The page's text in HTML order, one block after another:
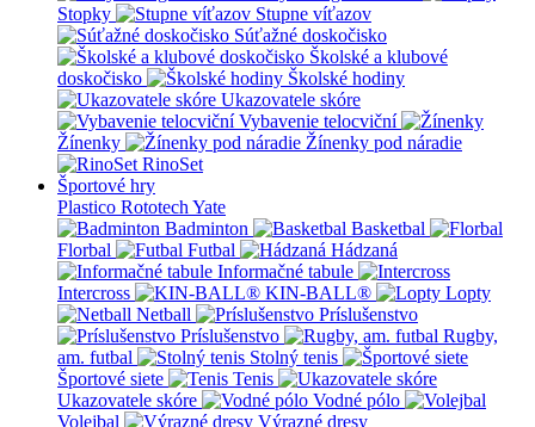
Stopky
Stupne víťazov
Súťažné doskočisko
Školské a klubové
doskočisko
Školské hodiny
Ukazovatele skóre
Vybavenie telocviční
Žínenky
Žínenky pod náradie
RinoSet
Športové hry
Plastico Rototech Yate
Badminton
Basketbal
Florbal
Futbal
Hádzaná
Informačné tabule
Intercross
KIN-BALL®
Lopty
Netball
Príslušenstvo
Príslušenstvo
Rugby,
am. futbal
Stolný tenis
Športové siete
Tenis
Ukazovatele skóre
Vodné pólo
Volejbal
Výrazné dresy